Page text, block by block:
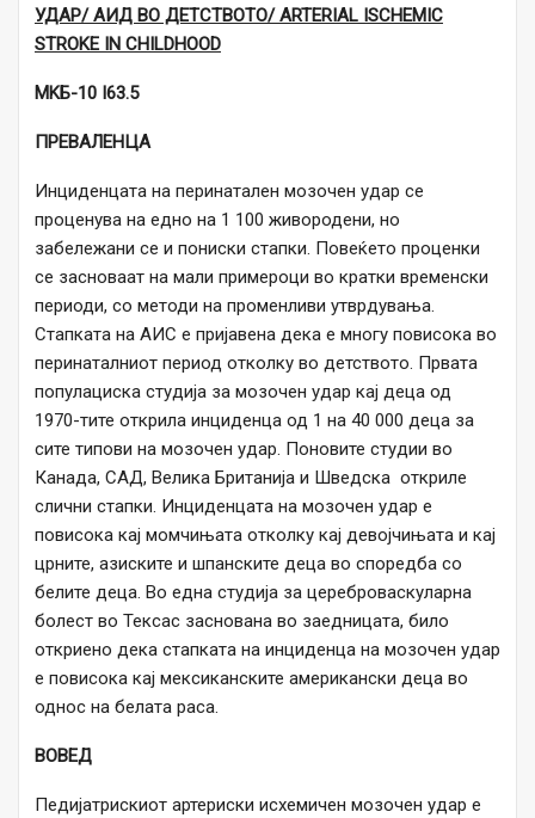
УДАР/ АИД ВО ДЕТСТВОТО/ ARTERIAL ISCHEMIC
STROKE IN CHILDHOOD
MKБ-10 I63.5
ПРЕВАЛЕНЦА
Инциденцата на перинатален мозочен удар се
проценува на едно на 1 100 живородени, но
забележани се и пониски стапки. Повеќето проценки
се засноваат на мали примероци во кратки временски
периоди, со методи на променливи утврдувања.
Стапката на АИС е пријавена дека е многу повисока во
перинаталниот период отколку во детството. Првата
популациска студија за мозочен удар кај деца од
1970-тите открила инциденца од 1 на 40 000 деца за
сите типови на мозочен удар. Поновите студии во
Канада, САД, Велика Британија и Шведска откриле
слични стапки. Инциденцата на мозочен удар е
повисока кај момчињата отколку кај девојчињата и кај
црните, азиските и шпанските деца во споредба со
белите деца. Во една студија за цереброваскуларна
болест во Тексас заснована во заедницата, било
откриено дека стапката на инциденца на мозочен удар
е повисока кај мексиканските американски деца во
однос на белата раса.
ВОВЕД
Педијатрискиот артериски исхемичен мозочен удар е